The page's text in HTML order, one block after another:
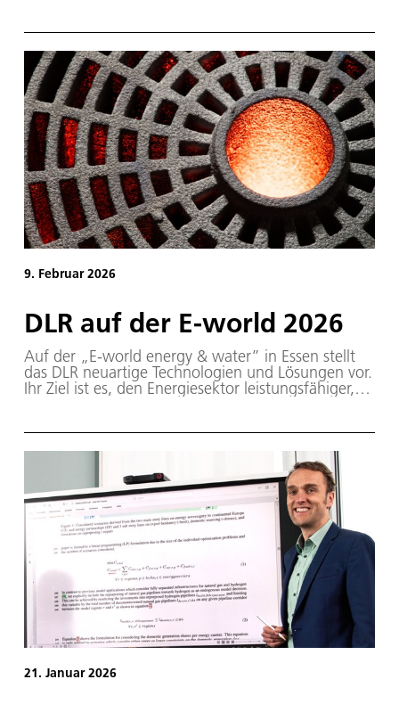
und Verkehrssysteme von der Katastrophe
betroffen sind? Wer koordiniert dann die
Einsatzkräfte und stellt Lageinformationen bereit?
16 DLR-Institute haben jetzt gezeigt, wie neue
Technologien die Prozesse im Katastrophenschutz
stärken und verbessern können.
9. Februar 2026
DLR auf der E-world 2026
Auf der „E-world energy & water” in Essen stellt
das DLR neuartige Technologien und Lösungen vor.
Ihr Ziel ist es, den Energiesektor leistungsfähiger,
bringt jedes Jahr Akteure aus Industrie, Forschung,
Politik, Verwaltung und Verbänden zusammen.
Vom 10. bis 12. Februar 2026 gibt das DLR an
seinem Stand in Halle 5 (#5A102) Einblick in
aktuelle Forschungsprojekte.
21. Januar 2026